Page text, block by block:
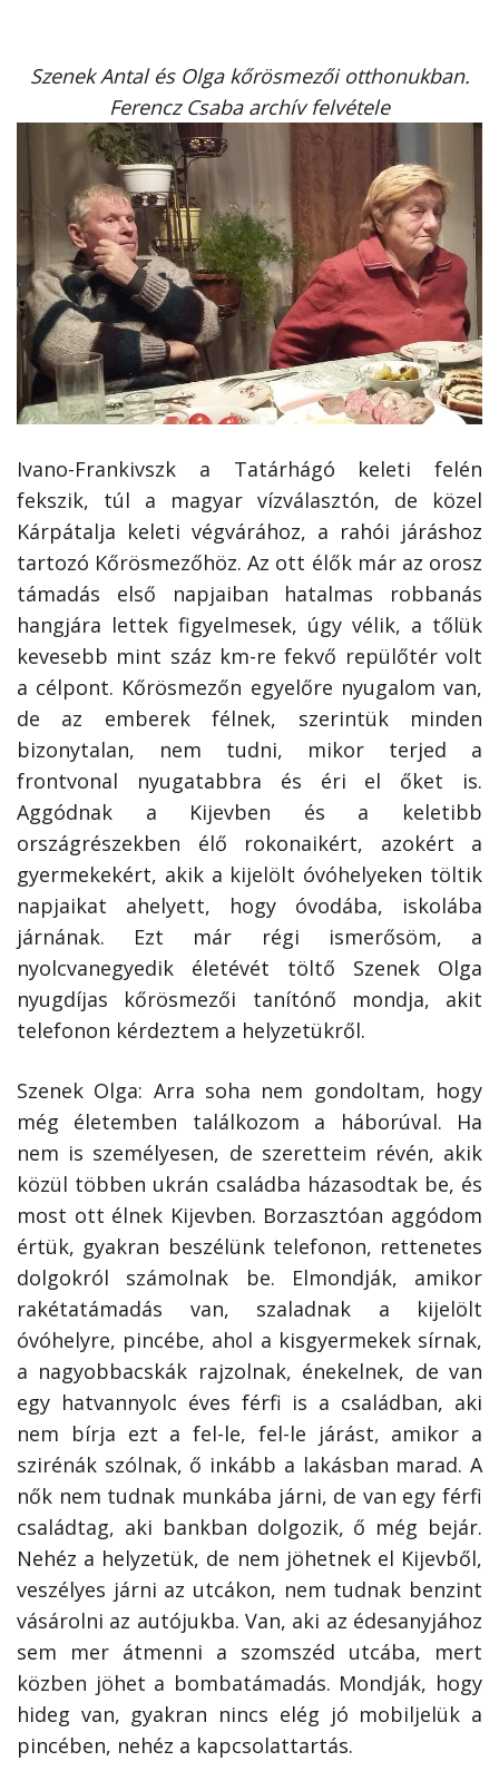
Szenek Antal és Olga kőrösmezői otthonukban.
Ferencz Csaba archív felvétele
Ivano-Frankivszk a Tatárhágó keleti felén
fekszik, túl a magyar vízválasztón, de közel
Kárpátalja keleti végvárához, a rahói járáshoz
tartozó Kőrösmezőhöz. Az ott élők már az orosz
támadás első napjaiban hatalmas robbanás
hangjára lettek figyelmesek, úgy vélik, a tőlük
kevesebb mint száz km-re fekvő repülőtér volt
a célpont. Kőrösmezőn egyelőre nyugalom van,
de az emberek félnek, szerintük minden
bizonytalan, nem tudni, mikor terjed a
frontvonal nyugatabbra és éri el őket is.
Aggódnak a Kijevben és a keletibb
országrészekben élő rokonaikért, azokért a
gyermekekért, akik a kijelölt óvóhelyeken töltik
napjaikat ahelyett, hogy óvodába, iskolába
járnának. Ezt már régi ismerősöm, a
nyolcvanegyedik életévét töltő Szenek Olga
nyugdíjas kőrösmezői tanítónő mondja, akit
telefonon kérdeztem a helyzetükről.
Szenek Olga: Arra soha nem gondoltam, hogy
még életemben találkozom a háborúval. Ha
nem is személyesen, de szeretteim révén, akik
közül többen ukrán családba házasodtak be, és
most ott élnek Kijevben. Borzasztóan aggódom
értük, gyakran beszélünk telefonon, rettenetes
dolgokról számolnak be. Elmondják, amikor
rakétatámadás van, szaladnak a kijelölt
óvóhelyre, pincébe, ahol a kisgyermekek sírnak,
a nagyobbacskák rajzolnak, énekelnek, de van
egy hatvannyolc éves férfi is a családban, aki
nem bírja ezt a fel-le, fel-le járást, amikor a
szirénák szólnak, ő inkább a lakásban marad. A
nők nem tudnak munkába járni, de van egy férfi
családtag, aki bankban dolgozik, ő még bejár.
Nehéz a helyzetük, de nem jöhetnek el Kijevből,
veszélyes járni az utcákon, nem tudnak benzint
vásárolni az autójukba. Van, aki az édesanyjához
sem mer átmenni a szomszéd utcába, mert
közben jöhet a bombatámadás. Mondják, hogy
hideg van, gyakran nincs elég jó mobiljelük a
pincében, nehéz a kapcsolattartás.